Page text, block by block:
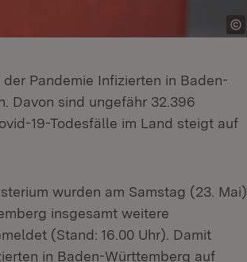
Pandemie Infizierten in Baden-
Davon sind ungefähr 32.396
19-Todesfälle im Land steigt auf
wurden am Samstag (23. Mai)
insgesamt weitere
(Stand: 16.00 Uhr). Damit
in Baden-Württemberg auf